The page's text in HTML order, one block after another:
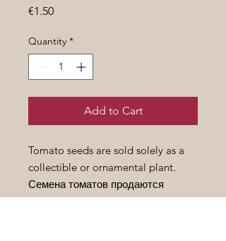
€1.50Price
Quantity *
Add to Cart
Tomato seeds are sold solely as a
collectible or ornamental plant.
Семена томатов продаются
исключительно как предмет